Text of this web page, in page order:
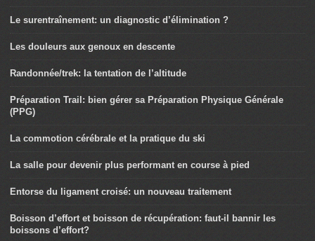
Le surentraînement: un diagnostic d’élimination ?
Les douleurs aux genoux en descente
Randonnée/trek: la tentation de l’altitude
Préparation Trail: bien gérer sa Préparation Physique Générale
(PPG)
La commotion cérébrale et la pratique du ski
La salle pour devenir plus performant en course à pied
Entorse du ligament croisé: un nouveau traitement
Boisson d’effort et boisson de récupération: faut-il bannir les
boissons d’effort?